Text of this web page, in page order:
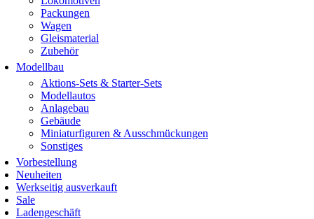
Packungen
Wagen
Gleismaterial
Zubehör
Modellbau
Aktions-Sets & Starter-Sets
Modellautos
Anlagebau
Gebäude
Miniaturfiguren & Ausschmückungen
Sonstiges
Vorbestellung
Neuheiten
Werkseitig ausverkauft
Sale
Ladengeschäft